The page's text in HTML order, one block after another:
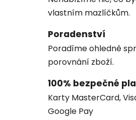
vlastním mazlíčkům.
Poradenství
Poradíme ohledně
porovnání zboží.
100% bezpečné
Karty MasterCard,
Google Pay